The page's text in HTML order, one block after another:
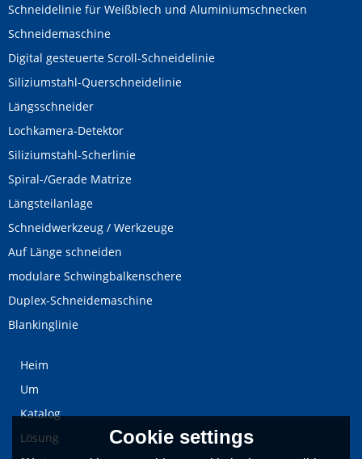
Schneidelinie für Weißblech und Aluminiumschnecken
Schneidemaschine
Digital gesteuerte Scroll-Schneidelinie
Siliziumstahl-Querschneidelinie
Längsschneider
Lochkamera-Detektor
Siliziumstahl-Scherlinie
Spiral-/Gerade Matrize
Längsteilanlage
Schneidwerkzeug / Werkzeuge
Auf Länge schneiden
modulare Schwingbalkenschere
Duplex-Schneidemaschine
Blankinglinie
Heim
Um
Katalog
Lösung
Cookie settings